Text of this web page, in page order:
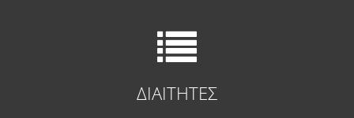
ΔΙΑΙΤΗΤΕΣ